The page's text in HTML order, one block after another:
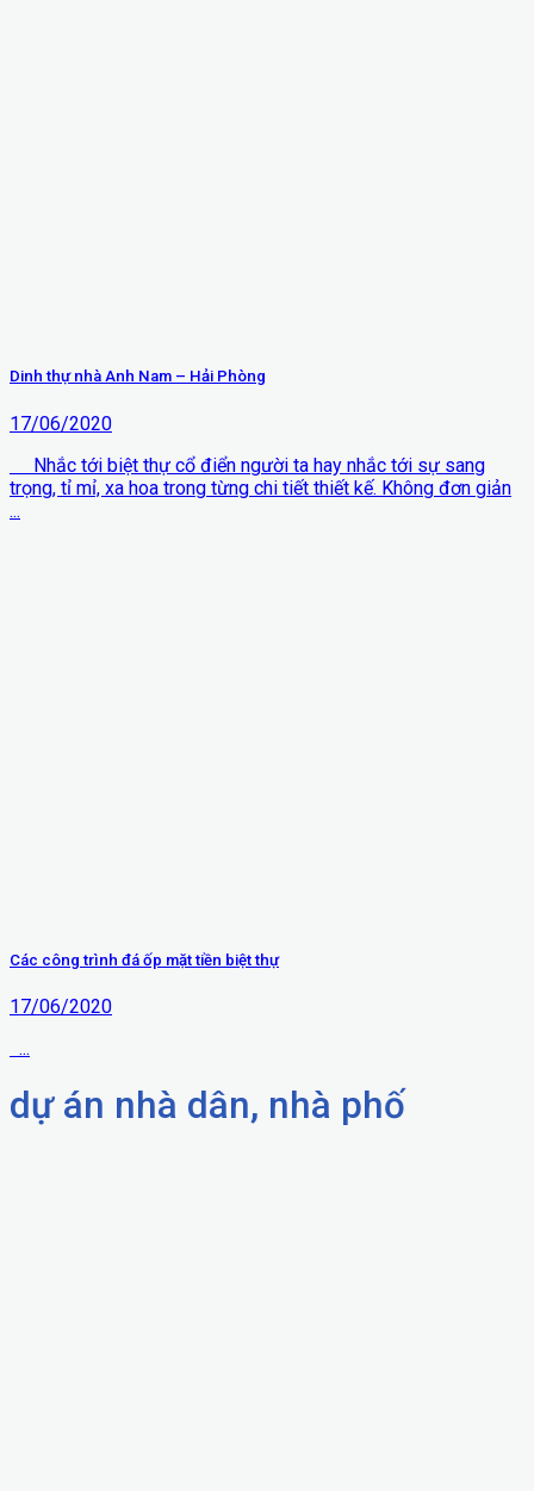
Dinh thự nhà Anh Nam – Hải Phòng
17/06/2020
Nhắc tới biệt thự cổ điển người ta hay nhắc tới sự sang
trọng, tỉ mỉ, xa hoa trong từng chi tiết thiết kế. Không đơn giản
...
Các công trình đá ốp mặt tiền biệt thự
17/06/2020
...
dự án nhà dân, nhà phố